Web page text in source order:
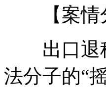
【案情
出口退税
法分子的“